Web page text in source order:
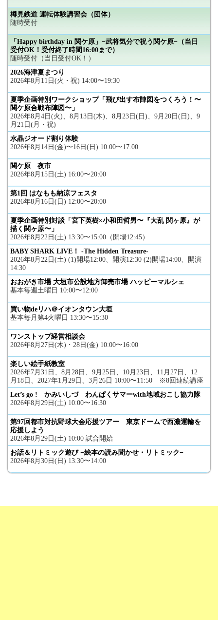
樽見鉄道 運転体験講習会（団体）
随時受付
「Happy birthday in 関ケ原」−武将気分で祝う関ケ原−（当日
受付OK！受付終了時間16:00まで）
随時受付（当日受付OK！）
2026海津夏まつり
2026年8月11日(火・祝) 14:00〜19:30
夏季企画特別ワークショップ「飛び出す布陣図をつくろう！〜
関ケ原合戦布陣図〜」
2026年8月4日(火)、8月13日(木)、8月23日(日)、9月20日(日)、9
月21日(月・祝)
水晶ジオード割り体験
2026年8月14日(金)〜16日(日) 10:00〜17:00
関ケ原 夜市
2026年8月15日(土) 16:00〜20:00
第1回 はなもも納涼フェスタ
2026年8月16日(日) 12:00〜20:00
夏季企画特別対談「宮下英樹×小和田哲男〜『大乱 関ヶ原』が
描く関ヶ原〜」
2026年8月22日(土) 13:30〜15:00（開場12:45）
BABY SHARK LIVE！ -The Hidden Treasure-
2026年8月22日(土) (1)開場12:00、開演12:30 (2)開場14:00、開演
14:30
おおがき市場 大垣市公設地方卸売市場 ハッピーマルシェ
基本毎週土曜日 10:00〜12:00
買い物deリハ＠イオンタウン大垣
基本毎月第4火曜日 13:30〜15:30
ワンストップ経営相談会
2026年8月27日(木)・28日(金) 10:00〜16:00
楽しい絵手紙教室
2026年7月31日、8月28日、9月25日、10月23日、11月27日、12
月18日、2027年1月29日、3月26日 10:00〜11:50 ※8回連続講座
Let’s go ! かみいしづ わんぱくサマーwith地域おこし協力隊
2026年8月29日(土) 10:00〜16:30
第97回都市対抗野球大会応援ツアー 東京ドームで西濃運輸を
応援しよう
2026年8月29日(土) 10:00 試合開始
お話＆リトミック遊び −絵本の読み聞かせ・リトミック−
2026年8月30日(日) 13:30〜14:00